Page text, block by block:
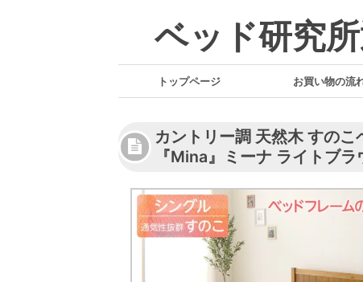
ベッド研究
トップページ お買い物の流
カントリー調 天然木 すのこ
『Mina』ミーナ ライトブ